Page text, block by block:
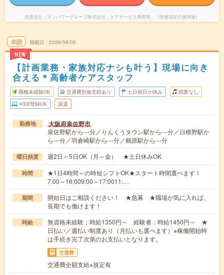
派遣会社 マンパワーグループ株式会社 ケアサービス事業部 （医療福祉介護関連）
未読
NEW
掲載日 2026/08/05
【計画業務・家族対応ナシも叶う】現場に向き
合える＊高齢者ケアスタッフ
職種未経験OK 交通費別途支給あり 土日祝日が休み 残業なし
WEB登録OK 派遣
勤務地 大阪府泉佐野市
泉佐野駅から---分／りんくうタウン駅から---分／日根野駅か
ら---分／羽倉崎駅から---分／鶴原駅から---分
曜日頻度 週2日～5日OK（月～金） ★土日休みOK
時間
★1日4時間～の時短シフトOK★スタート時間選べます！
7:00～16:009:00～17:0011:…
期間
開始日はご相談ください！ ★急募 ★職場が気に入れば、
長期でも働けます！
時給
無資格未経験：時給1350円～ 経験者：時給1450円～ ★
日払い／週払い制度あり（月払いも選べます）※稼働開始時
は手続き完了次第のお支払いとなります。
交通費
交通費全額支給※規定有